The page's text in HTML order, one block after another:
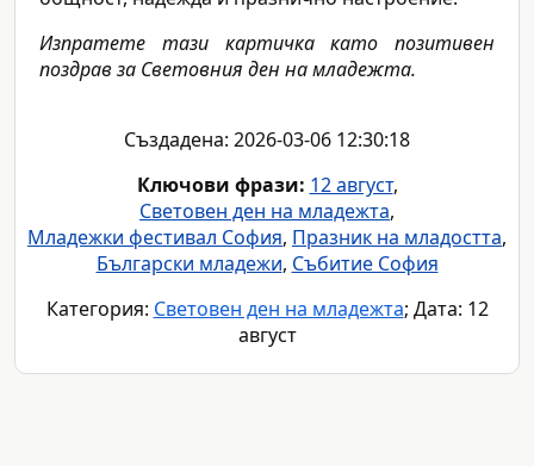
Изпратете тази картичка като позитивен
поздрав за Световния ден на младежта.
Създадена: 2026-03-06 12:30:18
Ключови фрази: 12 август,
Световен ден на младежта,
Младежки фестивал София, Празник на младостта,
Български младежи, Събитие София
Категория: Световен ден на младежта; Дата: 12
август